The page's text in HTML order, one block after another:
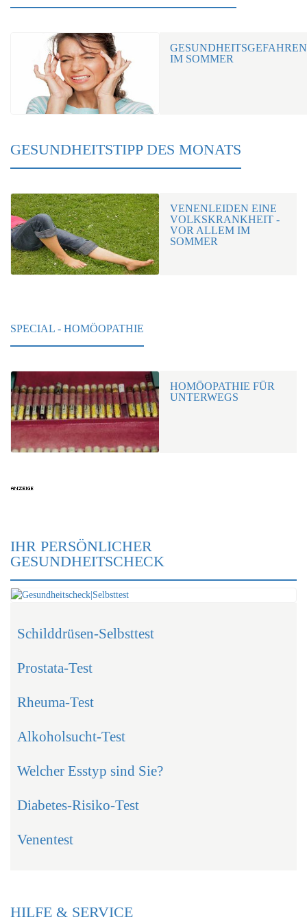
GESUNDHEITSGEFAHREN
IM SOMMER
GESUNDHEITSTIPP DES MONATS
VENENLEIDEN EINE
VOLKSKRANKHEIT -
VOR ALLEM IM
SOMMER
SPECIAL - HOMÖOPATHIE
HOMÖOPATHIE FÜR
UNTERWEGS
IHR PERSÖNLICHER
GESUNDHEITSCHECK
Schilddrüsen-Selbsttest
Prostata-Test
Rheuma-Test
Alkoholsucht-Test
Welcher Esstyp sind Sie?
Diabetes-Risiko-Test
Venentest
HILFE & SERVICE